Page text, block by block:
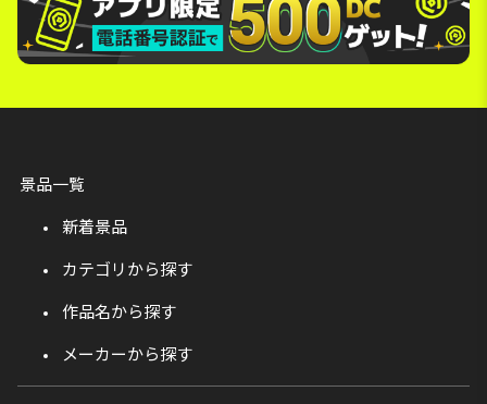
景品一覧
新着景品
カテゴリから探す
作品名から探す
メーカーから探す